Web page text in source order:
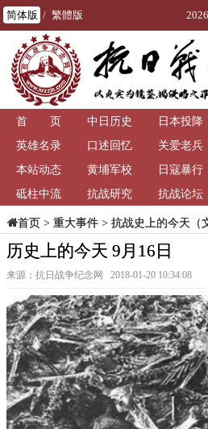
简体版 / 繁體版
首 页 中日历史 日本投降
英雄名录
口述回忆 关爱老兵
本站动态
黄埔军校 日寇暴行
砥柱中流
抗战研究 抗战论坛
首页> 重大事件> 抗战史上的今天（
历史上的今天 9月16日
来源：抗日战争纪念网 2018-01-20 10:34:08